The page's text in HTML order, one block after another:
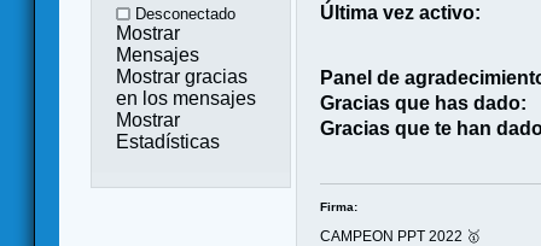
Desconectado
Mostrar
Mensajes
Mostrar gracias
en los mensajes
Mostrar
Estadísticas
Última vez activo:
Panel de
Gracias que has dado:
Gracias que te han
Firma:
CAMPEON PPT 2022 🥇